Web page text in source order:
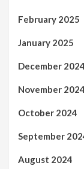
February 2025
January 2025
December 2024
November 2024
October 2024
September
August 2024